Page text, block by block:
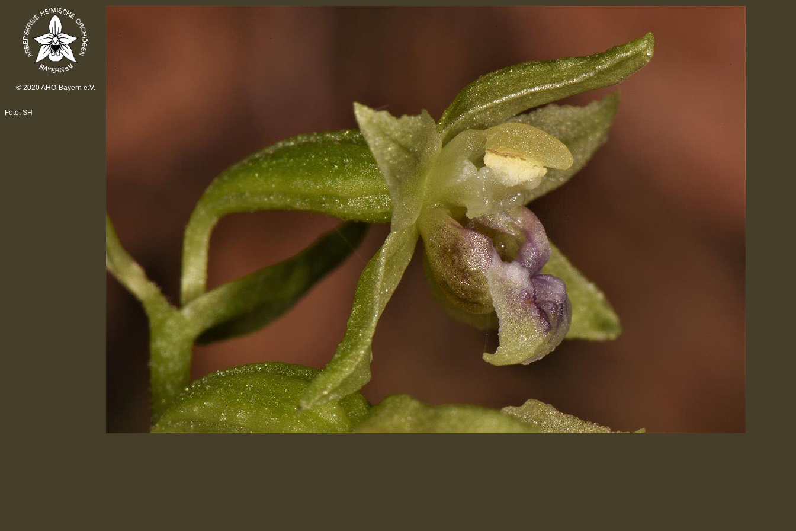
© 2020 AHO-Bayern e.V.
Foto: SH